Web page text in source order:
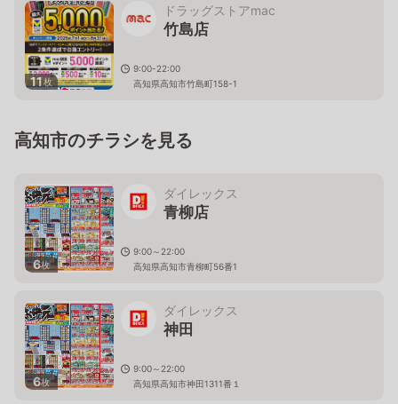
11枚
ドラッグストアmac
竹島店
9:00-22:00
高知県高知市竹島町158-1
高知市のチラシを見る
6枚
ダイレックス
青柳店
9:00～22:00
高知県高知市青柳町56番1
6枚
ダイレックス
神田
9:00～22:00
高知県高知市神田1311番１